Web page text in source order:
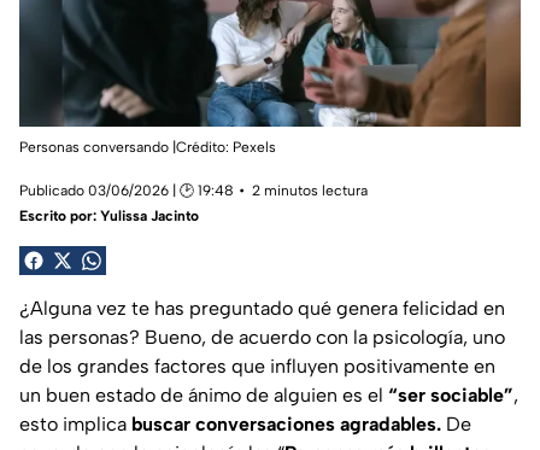
Personas conversando |Crédito: Pexels
Publicado 03/06/2026 | 🕑 19:48
2 minutos lectura
Escrito por: Yulissa Jacinto
¿Alguna vez te has preguntado qué genera felicidad en
las personas? Bueno, de acuerdo con la psicología, uno
de los grandes factores que influyen positivamente en
un buen estado de ánimo de alguien es el “ser sociable”,
esto implica buscar conversaciones agradables. De